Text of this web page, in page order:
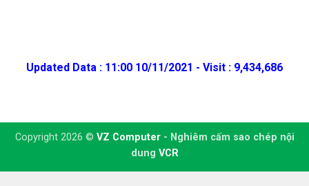
Updated Data : 11:00 10/11/2021 - Visit : 9,434,686
Copyright 2026 © VZ Computer- Nghiêm cấm sao chép nội
dung VCR